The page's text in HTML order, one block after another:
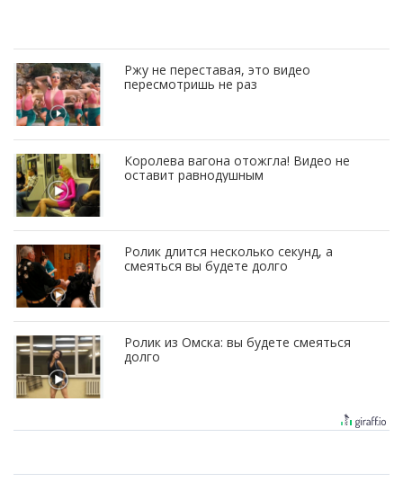
Ржу не переставая, это видео
пересмотришь не раз
Королева вагона отожгла! Видео не
оставит равнодушным
Ролик длится несколько секунд, а
смеяться вы будете долго
Ролик из Омска: вы будете смеяться
долго